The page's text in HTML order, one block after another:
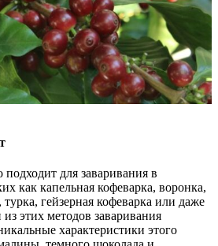
для заваривания в
как капельная кофеварка, воронка,
гейзерная кофеварка или даже
этих методов заваривания
характеристики этого